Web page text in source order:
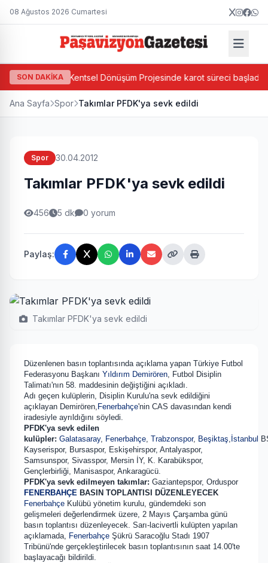
08 Ağustos 2026 Cumartesi
SON DAKİKA
Ada Bazlı Kentsel Dönüşüm Projesinde karot süreci başladı
Ana Sayfa Spor Takımlar PFDK'ya sevk edildi
Spor 30.04.2012
Takımlar PFDK'ya sevk edildi
456 5 dk 0 yorum
Paylaş:
Takımlar PFDK'ya sevk edildi
Düzenlenen basın toplantısında açıklama yapan Türkiye Futbol
Federasyonu Başkanı Yıldırım Demirören, Futbol Disiplin
Talimatı'nın 58. maddesinin değiştiğini açıkladı.
Adı geçen kulüplerin, Disiplin Kurulu'na sevk edildiğini
açıklayan Demirören, Fenerbahçe'nin CAS davasından kendi
iradesiyle ayrıldığını söyledi.
PFDK'ya sevk edilen
kulüpler: Galatasaray, Fenerbahçe, Trabzonspor, Beşiktaş, İstanbul
Kayserispor, Bursaspor, Eskişehirspor, Antalyaspor,
Samsunspor, Sivasspor, Mersin İY, K. Karabükspor,
Gençlerbirliği, Manisaspor, Ankaragücü.
PFDK'ya sevk edilmeyen takımlar: Gaziantepspor, Orduspor
FENERBAHÇE BASIN TOPLANTISI DÜZENLEYECEK
Fenerbahçe Kulübü yönetim kurulu, gündemdeki son
gelişmeleri değerlendirmek üzere, 2 Mayıs Çarşamba günü
basın toplantısı düzenleyecek. Sarı-lacivertli kulüpten yapılan
açıklamada, Fenerbahçe Şükrü Saracoğlu Stadı 1907
Tribünü'nde gerçekleştirilecek basın toplantısının saat 14.00'te
başlayacağı bildirildi.